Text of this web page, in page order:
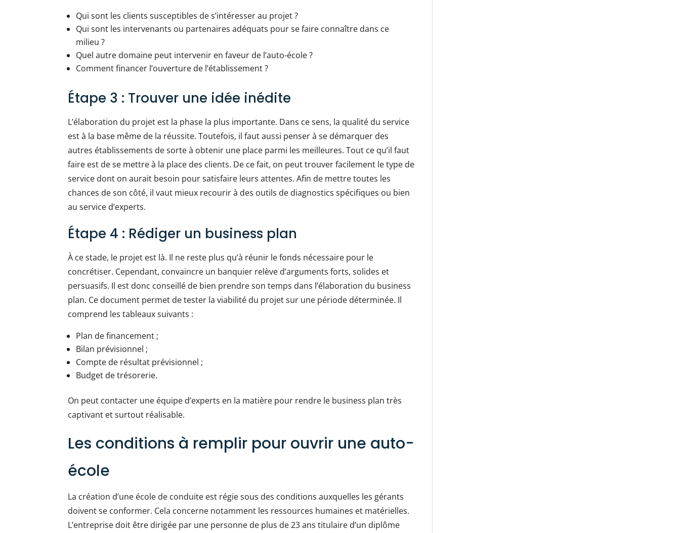
Qui sont les clients susceptibles de s’intéresser au projet ?
Qui sont les intervenants ou partenaires adéquats pour se faire connaître dans ce
milieu ?
Quel autre domaine peut intervenir en faveur de l’auto-école ?
Comment financer l’ouverture de l’établissement ?
Étape 3 : Trouver une idée inédite
L’élaboration du projet est la phase la plus importante. Dans ce sens, la qualité du service
est à la base même de la réussite. Toutefois, il faut aussi penser à se démarquer des
autres établissements de sorte à obtenir une place parmi les meilleures. Tout ce qu’il faut
faire est de se mettre à la place des clients. De ce fait, on peut trouver facilement le type de
service dont on aurait besoin pour satisfaire leurs attentes. Afin de mettre toutes les
chances de son côté, il vaut mieux recourir à des outils de diagnostics spécifiques ou bien
au service d’experts.
Étape 4 : Rédiger un business plan
À ce stade, le projet est là. Il ne reste plus qu’à réunir le fonds nécessaire pour le
concrétiser. Cependant, convaincre un banquier relève d’arguments forts, solides et
persuasifs. Il est donc conseillé de bien prendre son temps dans l’élaboration du business
plan. Ce document permet de tester la viabilité du projet sur une période déterminée. Il
comprend les tableaux suivants :
Plan de financement ;
Bilan prévisionnel ;
Compte de résultat prévisionnel ;
Budget de trésorerie.
On peut contacter une équipe d’experts en la matière pour rendre le business plan très
captivant et surtout réalisable.
Les conditions à remplir pour ouvrir une auto-
école
La création d’une école de conduite est régie sous des conditions auxquelles les gérants
doivent se conformer. Cela concerne notamment les ressources humaines et matérielles.
L’entreprise doit être dirigée par une personne de plus de 23 ans titulaire d’un diplôme